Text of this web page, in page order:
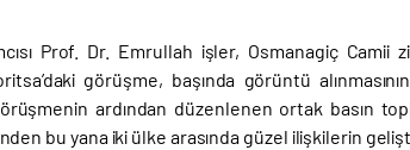
Prof. Dr. Emrullah işler, Osmanagiç Camii
görüşme, başında görüntü
ardından düzenlenen ortak basın
bu yana iki ülke arasında güzel ilişkilerin